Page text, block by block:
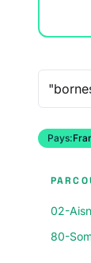
Pays:
02-
80-